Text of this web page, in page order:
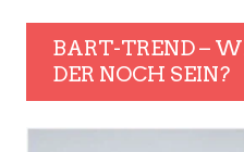
BART-TREND –
DER NOCH SEIN?